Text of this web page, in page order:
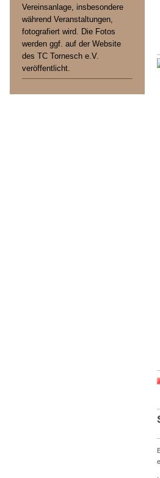
Vereinsanlage, insbesondere
während Veranstaltungen,
fotografiert wird. Die Fotos
werden ggf. auf der Website
des TC Tornesch e.V.
veröffentlicht.